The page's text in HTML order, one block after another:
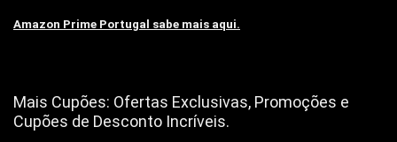
Amazon Prime Portugal sabe mais aqui.
Mais Cupões: Ofertas Exclusivas, Promoções e
Cupões de Desconto Incríveis.